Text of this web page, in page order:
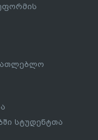
სტუდენტთა